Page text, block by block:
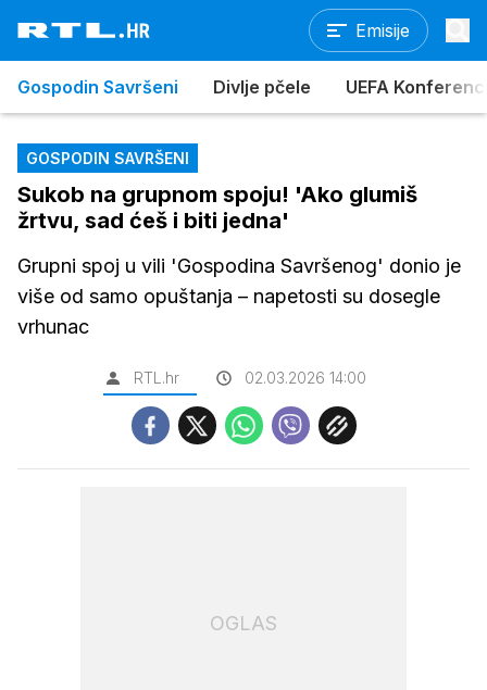
Emisije
Gospodin Savršeni Divlje pčele UEFA
GOSPODIN SAVRŠENI
Sukob na grupnom spoju! 'Ako glumiš
žrtvu, sad ćeš i biti jedna'
Grupni spoj u vili 'Gospodina Savršenog' donio je
više od samo opuštanja – napetosti su dosegle
vrhunac
RTL.hr 02.03.2026 14:00
OGLAS